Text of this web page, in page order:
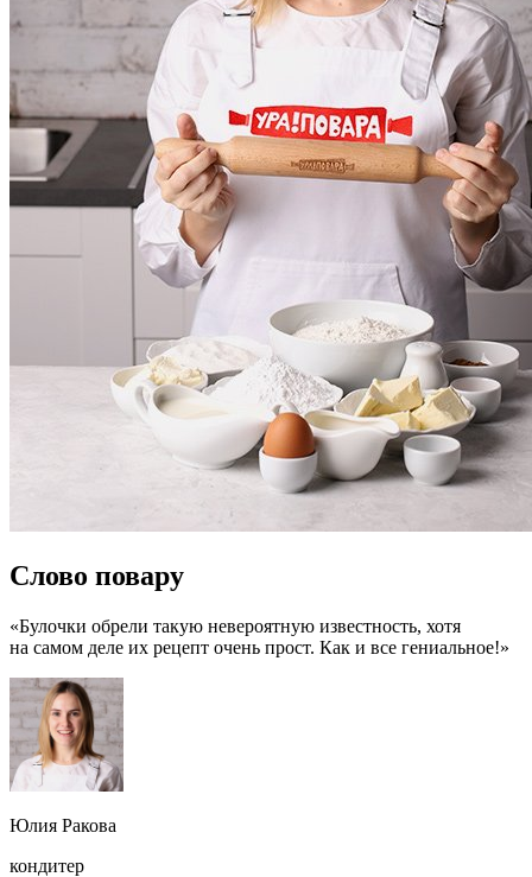
Слово повару
«Булочки обрели такую невероятную известность, хотя
на самом деле их рецепт очень прост. Как и все гениальное!»
Юлия Ракова
кондитер